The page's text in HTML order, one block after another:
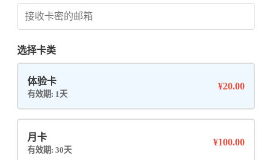
选择卡类
体验卡
有效期: 1天
¥20.00
月卡
有效期: 30天
¥100.00